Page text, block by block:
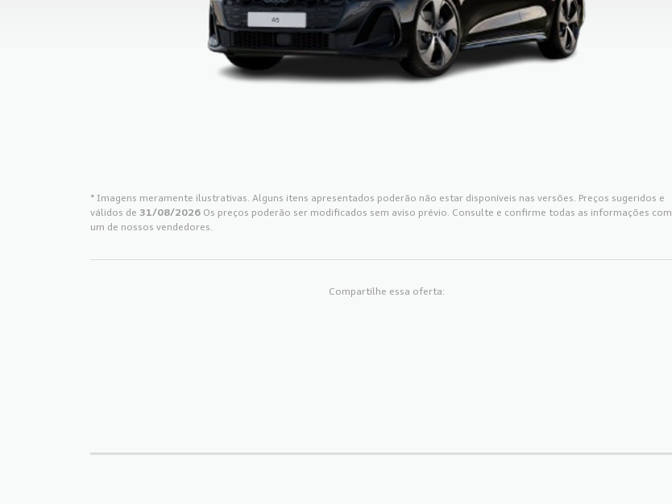
* Imagens meramente ilustrativas. Alguns itens apresentados poderão não estar disponíveis nas versões. Preços sugeridos e
válidos de 31/08/2026 Os preços poderão ser modificados sem aviso prévio. Consulte e confirme todas as informações com
um de nossos vendedores.
Compartilhe essa oferta: